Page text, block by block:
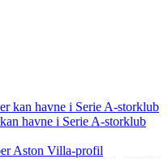
havne i Serie A-storklub